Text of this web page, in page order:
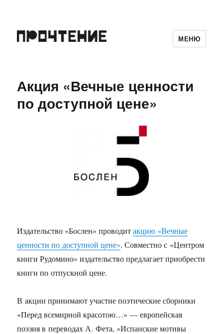
МЕНЮ
Акция «Вечные ценности
по доступной цене»
Издательство «Бослен» проводитакцию «Вечные
ценности по доступной цене». Совместно с «Центром
книги Рудомино» издательство предлагает приобрести
книги по отпускной цене.
В акции принимают участие поэтические сборники
«Перед всемирной красотою…» — европейская
поэзия в переводах А. Фета, «Испанские мотивы